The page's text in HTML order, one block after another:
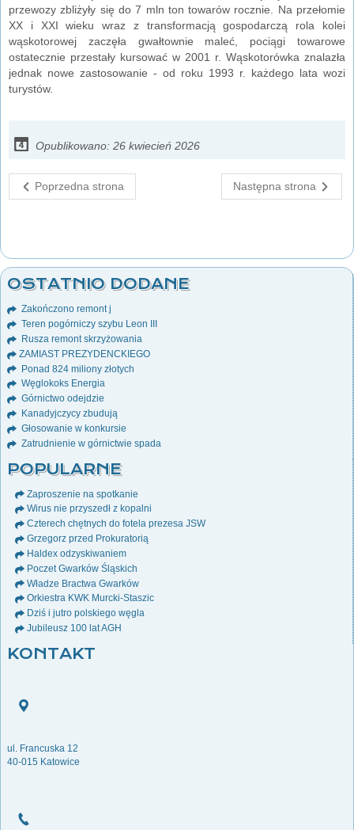
przewozy zbliżyły się do 7 mln ton towarów rocznie. Na przełomie
XX i XXI wieku wraz z transformacją gospodarczą rola kolei
wąskotorowej zaczęła gwałtownie maleć, pociągi towarowe
ostatecznie przestały kursować w 2001 r. Wąskotorówka znalazła
jednak nowe zastosowanie - od roku 1993 r. każdego lata wozi
turystów.
Opublikowano: 26 kwiecień 2026
Poprzedna strona Następna strona
OSTATNIO DODANE
Zakończono remont j
Teren pogórniczy szybu Leon III
Rusza remont skrzyżowania
ZAMIAST PREZYDENCKIEGO
Ponad 824 miliony złotych
Węglokoks Energia
Górnictwo odejdzie
Kanadyjczycy zbudują
Głosowanie w konkursie
Zatrudnienie w górnictwie spada
POPULARNE
Zaproszenie na spotkanie
Wirus nie przyszedł z kopalni
Czterech chętnych do fotela prezesa JSW
Grzegorz przed Prokuratorią
Haldex odzyskiwaniem
Poczet Gwarków Śląskich
Władze Bractwa Gwarków
Orkiestra KWK Murcki-Staszic
Dziś i jutro polskiego węgla
Jubileusz 100 lat AGH
KONTAKT
ul. Francuska 12
40-015 Katowice